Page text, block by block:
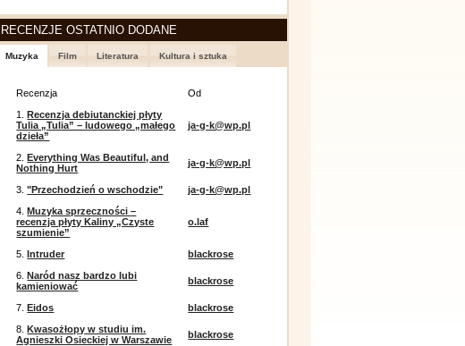
RECENZJE OSTATNIO DODANE
Muzyka Film Literatura Kultura i sztuka
Recenzja
Od
1.Recenzja debiutanckiej płyty
Tulia „Tulia” – ludowego „małego
dzieła”
ja-g-k@wp.pl
2.Everything Was Beautiful, and
Nothing Hurt
ja-g-k@wp.pl
3."Przechodzień o wschodzie"
ja-g-k@wp.pl
4.Muzyka sprzeczności –
recenzja płyty Kaliny „Czyste
szumienie”
o.laf
5.Intruder
blackrose
6.Naród nasz bardzo lubi
kamieniować
blackrose
7.Eidos
blackrose
8.Kwasożłopy w studiu im.
Agnieszki Osieckiej w Warszawie
blackrose